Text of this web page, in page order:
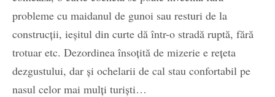
probleme cu maidanul de gunoi sau resturi de la
construcții, ieșitul din curte dă într-o stradă ruptă, fără
trotuar etc. Dezordinea însoțită de mizerie e rețeta
dezgustului, dar și ochelarii de cal stau confortabil pe
nasul celor mai mulți turiști…